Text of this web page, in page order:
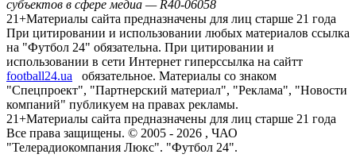
субъектов в сфере медиа — R40-06058
21+Материалы сайта предназначены для лиц старше 21 года
При цитировании и использовании любых материалов ссылка
на "Футбол 24" обязательна. При цитировании и
использовании в сети Интернет гиперссылка на сайтт
football24.ua
обязательное. Материалы со знаком
"Спецпроект", "Партнерский материал", "Реклама", "Новости
компаний" публикуем на правах рекламы.
21+Материалы сайта предназначены для лиц старше 21 года
Все права защищены. © 2005 - 2026 , ЧАО
"Телерадиокомпания Люкс". "Футбол 24".